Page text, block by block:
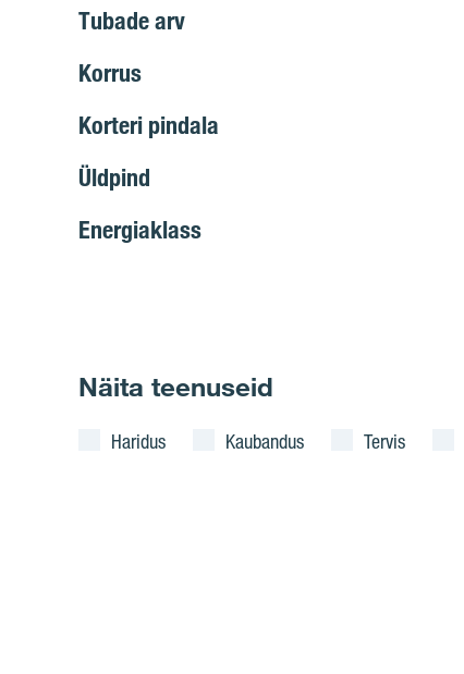
Tubade arv
Korrus
Korteri pindala
Üldpind
Energiaklass
Näita teenuseid
Haridus Kaubandus Tervis